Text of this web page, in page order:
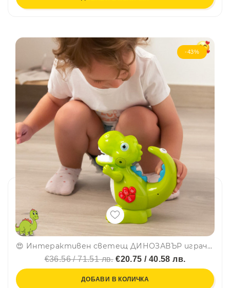
-43%
😍 Интерактивен светещ ДИНОЗАВЪР играчка 🐲 - пее, свири, свети и записва, KAICHI 999-143
€36.56 / 71.51 лв.€20.75 / 40.58 лв.
ДОБАВИ В КОЛИЧКА